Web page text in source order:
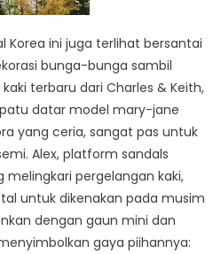
ini juga terlihat bersantai
bunga-bunga sambil
terbaru dari Charles & Keith,
datar model mary-jane
yang ceria, sangat pas untuk
Alex, platform sandals
pergelangan kaki,
untuk dikenakan pada musim
dengan gaun mini dan
gaya piihannya: